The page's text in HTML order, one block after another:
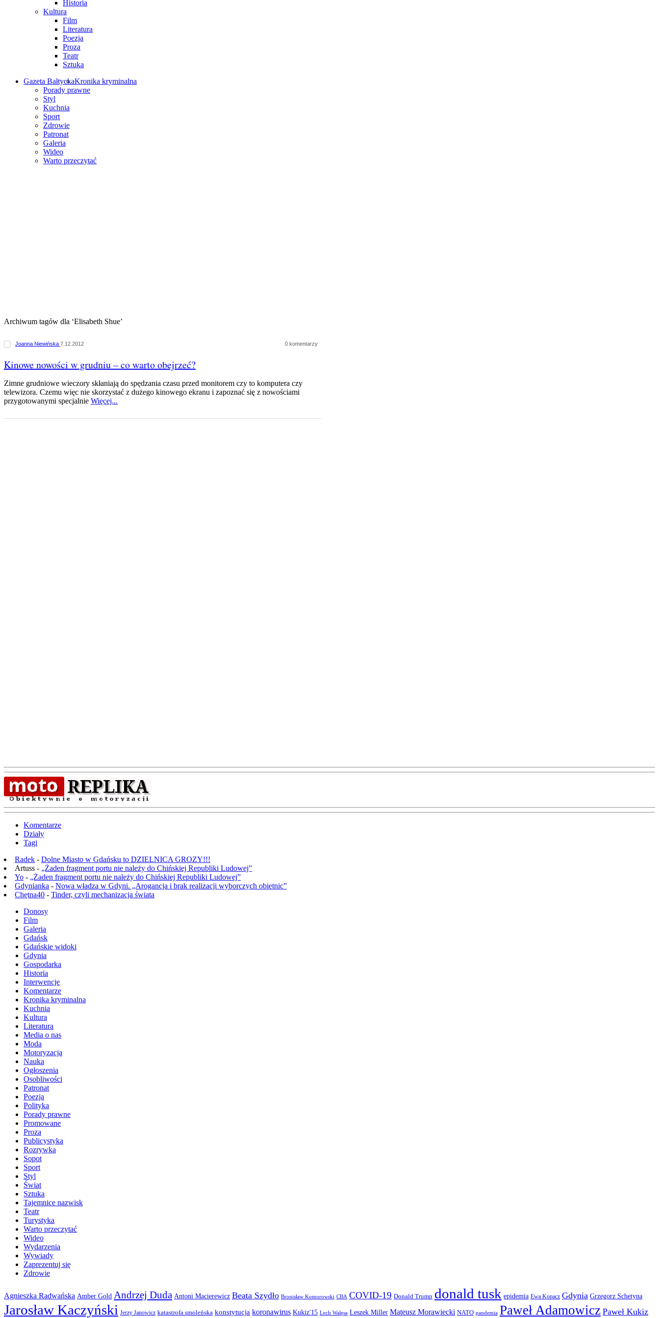
Historia
Kultura
Film
Literatura
Poezja
Proza
Teatr
Sztuka
Gazeta BałtyckaKronika kryminalna
Porady prawne
Styl
Kuchnia
Sport
Zdrowie
Patronat
Galeria
Wideo
Warto przeczytać
Archiwum tagów dla ‘Elisabeth Shue’
Joanna Niewińska 7.12.2012 0 komentarzy
Kinowe nowości w grudniu – co warto obejrzeć?
Zimne grudniowe wieczory skłaniają do spędzania czasu przed monitorem czy to komputera czy
telewizora. Czemu więc nie skorzystać z dużego kinowego ekranu i zapoznać się z nowościami
przygotowanymi specjalnie Więcej...
Komentarze
Działy
Tagi
Radek - Dolne Miasto w Gdańsku to DZIELNICA GROZY!!!
Artuss - „Żaden fragment portu nie należy do Chińskiej Republiki Ludowej”
Yo - „Żaden fragment portu nie należy do Chińskiej Republiki Ludowej”
Gdynianka - Nowa władza w Gdyni. „Arogancja i brak realizacji wyborczych obietnic”
Chętna40 - Tinder, czyli mechanizacja świata
Donosy
Film
Galeria
Gdańsk
Gdańskie widoki
Gdynia
Gospodarka
Historia
Interwencje
Komentarze
Kronika kryminalna
Kuchnia
Kultura
Literatura
Media o nas
Moda
Motoryzacja
Nauka
Ogłoszenia
Osobliwości
Patronat
Poezja
Polityka
Porady prawne
Promowane
Proza
Publicystyka
Rozrywka
Sopot
Sport
Styl
Świat
Sztuka
Tajemnice nazwisk
Teatr
Turystyka
Warto przeczytać
Wideo
Wydarzenia
Wywiady
Zaprezentuj się
Zdrowie
Agnieszka Radwańska Amber Gold Andrzej Duda Antoni Macierewicz Beata Szydło Bronisław Komorowski CBA COVID-19 Donald Trump donald tusk epidemia Ewa Kopacz Gdynia Grzegorz Schetyna
Jarosław Kaczyński Jerzy Janowicz katastrofa smoleńska konstytucja koronawirus Kukiz'15 Lech Wałęsa Leszek Miller Mateusz Morawiecki NATO pandemia Paweł Adamowicz Paweł Kukiz